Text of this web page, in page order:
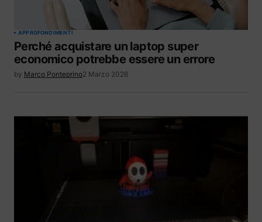
APPROFONDIMENTI
Perché acquistare un laptop super
economico potrebbe essere un errore
by Marco Ponteprino2 Marzo 2026